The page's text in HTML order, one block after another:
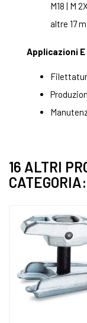
M18 | M
altre 17
Applicazioni
16 ALTRI
CATEGORIA: